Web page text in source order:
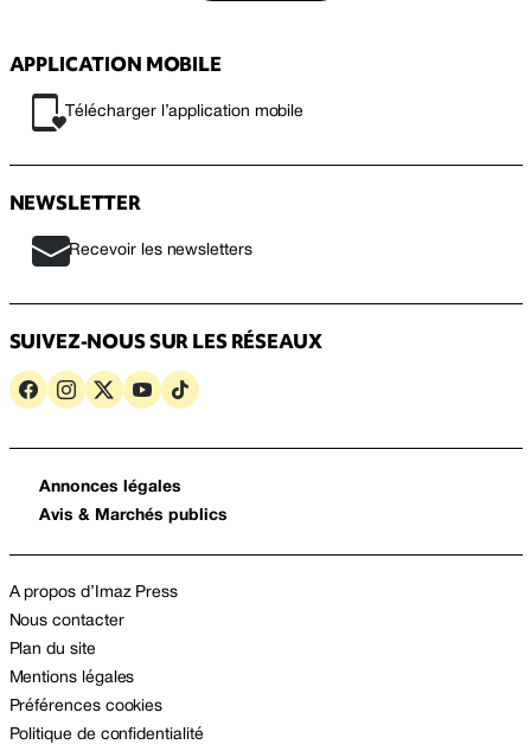
APPLICATION MOBILE
Télécharger l’application mobile
NEWSLETTER
Recevoir les newsletters
SUIVEZ-NOUS SUR LES RÉSEAUX
Annonces légales
Avis & Marchés publics
A propos d’Imaz Press
Nous contacter
Plan du site
Mentions légales
Préférences cookies
Politique de confidentialité